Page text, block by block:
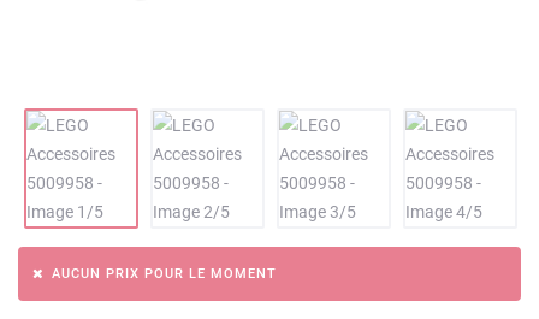
AUCUN PRIX POUR LE MOMENT